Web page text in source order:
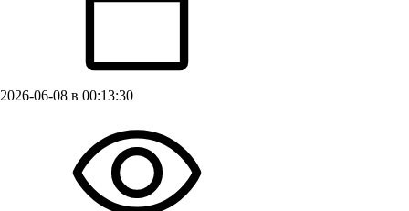
2026-06-08 в 00:13:30